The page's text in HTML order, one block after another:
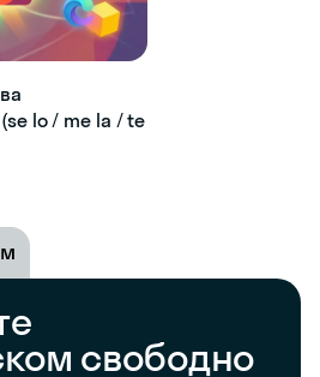
lo / me la / te
свободно